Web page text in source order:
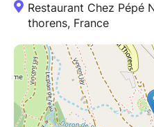
Restaurant Chez Pépé
thorens, France